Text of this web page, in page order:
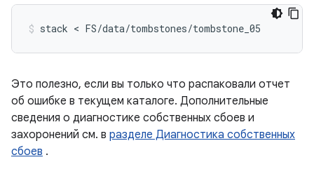
Это полезно, если вы только что распаковали отчет
об ошибке в текущем каталоге. Дополнительные
сведения о диагностике собственных сбоев и
захоронений см. в разделе Диагностика собственных
сбоев .